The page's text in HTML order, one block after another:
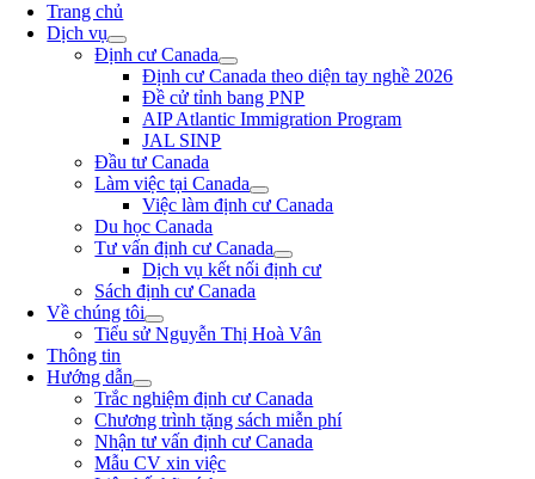
Trang chủ
Dịch vụ
Định cư Canada
Định cư Canada theo diện tay nghề 2026
Đề cử tỉnh bang PNP
AIP Atlantic Immigration Program
JAL SINP
Đầu tư Canada
Làm việc tại Canada
Việc làm định cư Canada
Du học Canada
Tư vấn định cư Canada
Dịch vụ kết nối định cư
Sách định cư Canada
Về chúng tôi
Tiểu sử Nguyễn Thị Hoà Vân
Thông tin
Hướng dẫn
Trắc nghiệm định cư Canada
Chương trình tặng sách miễn phí
Nhận tư vấn định cư Canada
Mẫu CV xin việc